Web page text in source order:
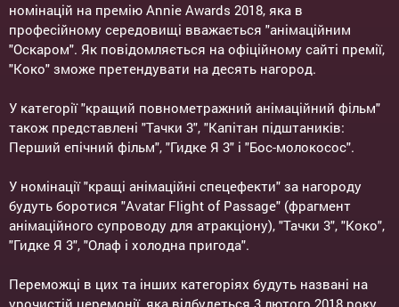
номінацій на премію Annie Awards 2018, яка в
професійному середовищі вважається "анімаційним
"Оскаром". Як повідомляється на офіційному сайті премії,
"Коко" зможе претендувати на десять нагород.
У категорії "кращий повнометражний анімаційний фільм"
також представлені "Тачки 3", "Капітан підштаників:
Перший епічний фільм", "Гидке Я 3" і "Бос-молокосос".
У номінації "кращі анімаційні спецефекти" за нагороду
будуть боротися "Avatar Flight of Passage" (фрагмент
анімаційного супроводу для атракціону), "Тачки 3", "Коко",
"Гидке Я 3", "Олаф і холодна пригода".
Переможці в цих та інших категоріях будуть названі на
урочистій церемонії, яка відбудеться 3 лютого 2018 року.